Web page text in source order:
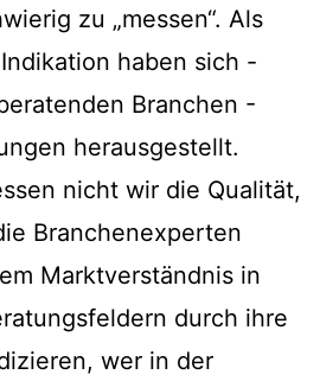
zu „messen“. Als
haben sich -
Branchen -
herausgestellt.
nicht wir die Qualität,
Branchenexperten
Marktverständnis in
durch ihre
wer in der